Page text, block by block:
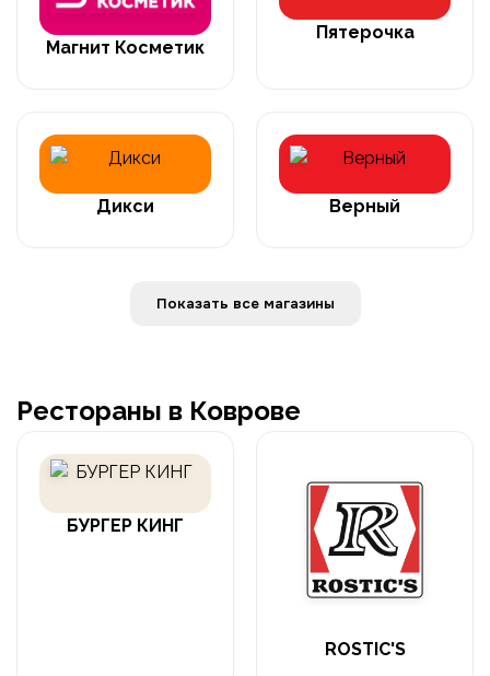
Магнит Косметик
Пятерочка
Дикси Верный
Показать все магазины
Рестораны в Коврове
БУРГЕР КИНГ
ROSTIC'S